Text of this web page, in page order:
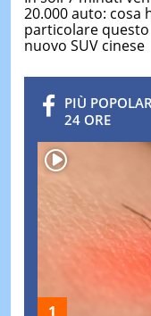
20.000 auto: cosa
particolare questo
nuovo SUV cinese
PIÙ
24 ORE